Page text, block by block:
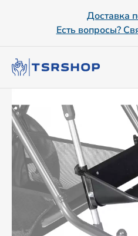
Доставка
Есть вопросы?